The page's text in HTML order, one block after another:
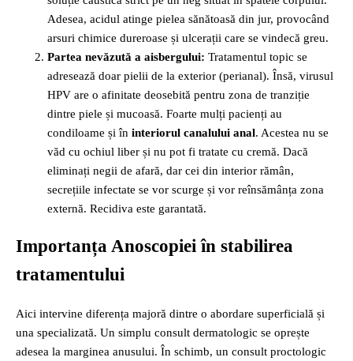
Adesea, acidul atinge pielea sănătoasă din jur, provocând
arsuri chimice dureroase și ulcerații care se vindecă greu.
Partea nevăzută a aisbergului: Tratamentul topic se
adresează doar pielii de la exterior (perianal). Însă, virusul
HPV are o afinitate deosebită pentru zona de tranziție
dintre piele și mucoasă. Foarte mulți pacienți au
condiloame și în interiorul canalului anal. Acestea nu se
văd cu ochiul liber și nu pot fi tratate cu cremă. Dacă
eliminați negii de afară, dar cei din interior rămân,
secrețiile infectate se vor scurge și vor reînsămânța zona
externă. Recidiva este garantată.
Importanța Anoscopiei în stabilirea
tratamentului
Aici intervine diferența majoră dintre o abordare superficială și
una specializată. Un simplu consult dermatologic se oprește
adesea la marginea anusului. În schimb, un consult proctologic